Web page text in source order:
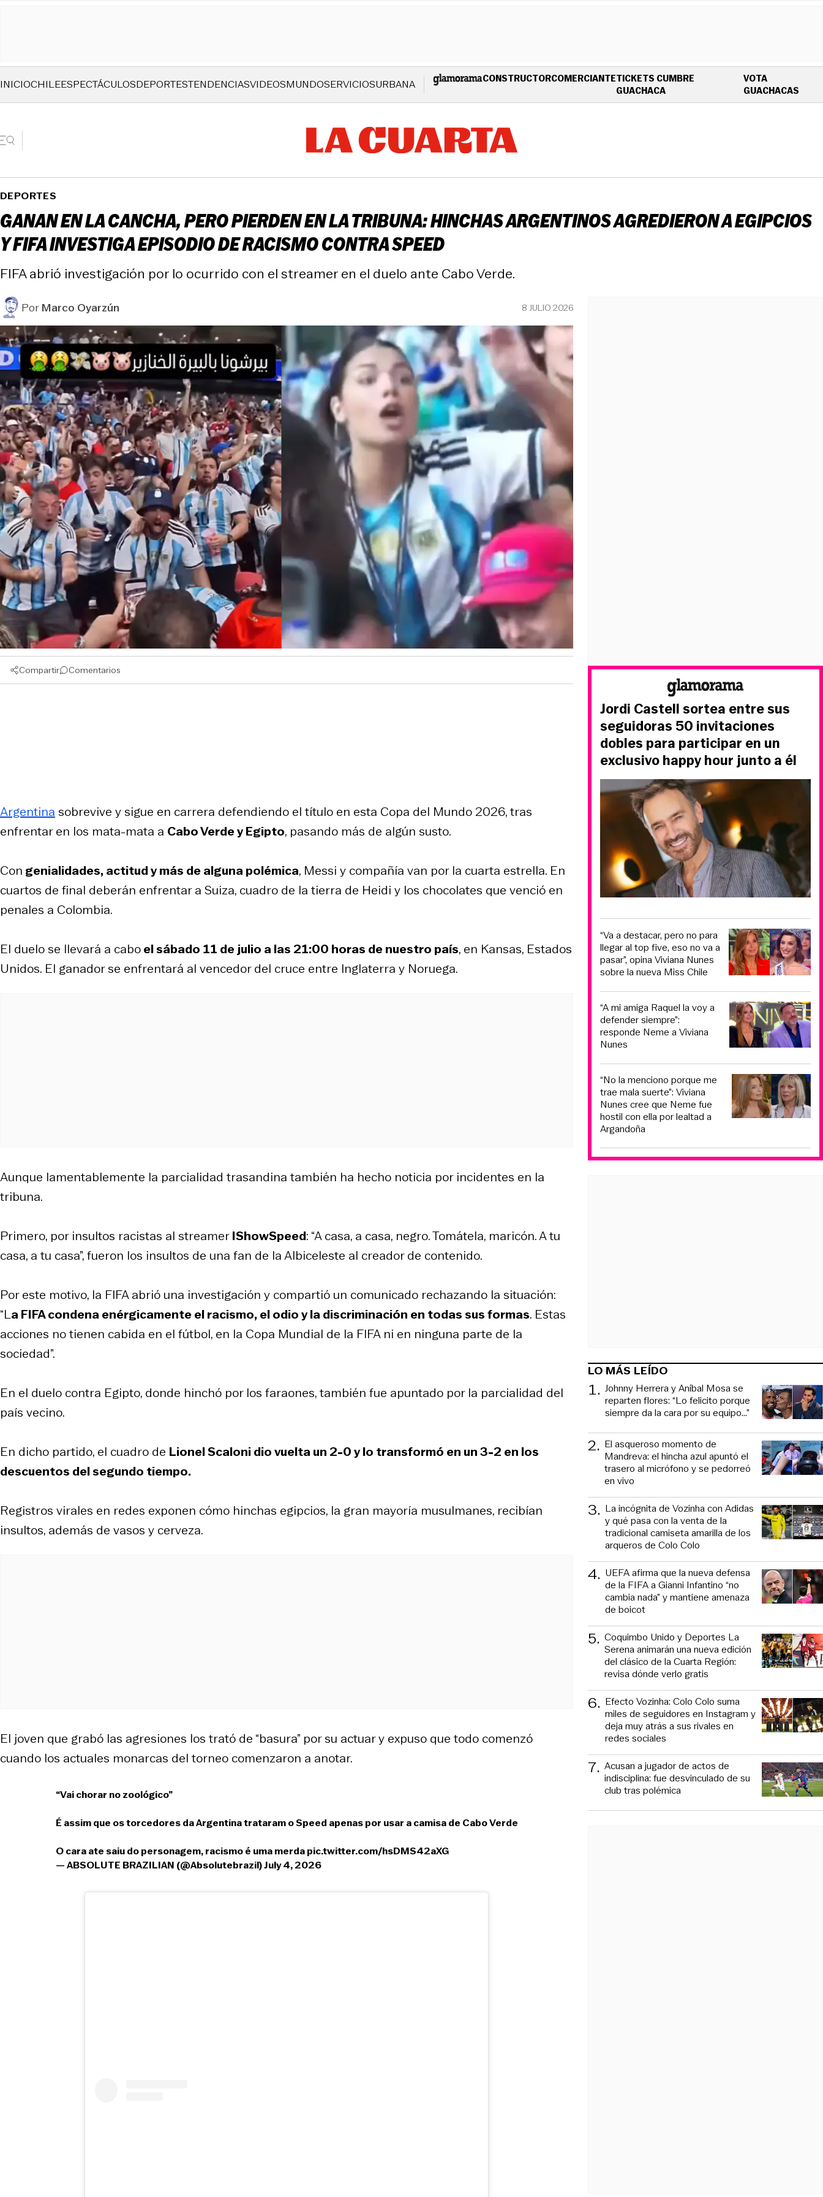
INICIOCHILEESPECTÁCULOSDEPORTESTENDENCIASVIDEOSMUNDOSERVICIOSURBANA CONSTRUCTORCOMERCIANTETICKETS CUMBRE
GUACHACAOPENS IN NEW WINDOW
VOTA
GUACHACAS
DEPORTES
GANAN EN LA CANCHA, PERO PIERDEN EN LA TRIBUNA: HINCHAS ARGENTINOS AGREDIERON A EGIPCIOS
Y FIFA INVESTIGA EPISODIO DE RACISMO CONTRA SPEED
FIFA abrió investigación por lo ocurrido con el streamer en el duelo ante Cabo Verde.
PorMarco Oyarzún 8 JULIO 2026
Compartir Comentarios
Argentina sobrevive y sigue en carrera defendiendo el título en esta Copa del Mundo 2026, tras
enfrentar en los mata-mata a Cabo Verde y Egipto, pasando más de algún susto.
Con genialidades, actitud y más de alguna polémica, Messi y compañía van por la cuarta estrella. En
cuartos de final deberán enfrentar a Suiza, cuadro de la tierra de Heidi y los chocolates que venció en
penales a Colombia.
El duelo se llevará a caboel sábado 11 de julio a las 21:00 horas de nuestro país, en Kansas, Estados
Unidos. El ganador se enfrentará al vencedor del cruce entre Inglaterra y Noruega.
Aunque lamentablemente la parcialidad trasandina también ha hecho noticia por incidentes en la
tribuna.
Primero, por insultos racistas al streamerIShowSpeed: “A casa, a casa, negro. Tomátela, maricón. A tu
casa, a tu casa”, fueron los insultos de una fan de la Albiceleste al creador de contenido.
Por este motivo, la FIFA abrió una investigación y compartió un comunicado rechazando la situación:
“La FIFA condena enérgicamente el racismo, el odio y la discriminación en todas sus formas. Estas
acciones no tienen cabida en el fútbol, en la Copa Mundial de la FIFA ni en ninguna parte de la
sociedad”.
En el duelo contra Egipto, donde hinchó por los faraones, también fue apuntado por la parcialidad del
país vecino.
En dicho partido, el cuadro de Lionel Scaloni dio vuelta un 2-0 y lo transformó en un 3-2 en los
descuentos del segundo tiempo.
Registros virales en redes exponen cómo hinchas egipcios, la gran mayoría musulmanes, recibían
insultos, además de vasos y cerveza.
El joven que grabó las agresiones los trató de “basura” por su actuar y expuso que todo comenzó
cuando los actuales monarcas del torneo comenzaron a anotar.
“Vai chorar no zoológico”
É assim que os torcedores da Argentina trataram o Speed apenas por usar a camisa de Cabo Verde
O cara ate saiu do personagem, racismo é uma merdapic.twitter.com/hsDMS42aXG
— ABSOLUTE BRAZILIAN (@Absolutebrazil)July 4, 2026
Jordi Castell sortea entre sus
seguidoras 50 invitaciones
dobles para participar en un
exclusivo happy hour junto a él
“Va a destacar, pero no para
llegar al top five, eso no va a
pasar”, opina Viviana Nunes
sobre la nueva Miss Chile
“A mi amiga Raquel la voy a
defender siempre”:
responde Neme a Viviana
Nunes
“No la menciono porque me
trae mala suerte”: Viviana
Nunes cree que Neme fue
hostil con ella por lealtad a
Argandoña
LO MÁS LEÍDO
1. Johnny Herrera y Aníbal Mosa se
reparten flores: “Lo felicito porque
siempre da la cara por su equipo…”
2. El asqueroso momento de
Mandreva: el hincha azul apuntó el
trasero al micrófono y se pedorreó
en vivo
3. La incógnita de Vozinha con Adidas
y qué pasa con la venta de la
tradicional camiseta amarilla de los
arqueros de Colo Colo
4. UEFA afirma que la nueva defensa
de la FIFA a Gianni Infantino “no
cambia nada” y mantiene amenaza
de boicot
5. Coquimbo Unido y Deportes La
Serena animarán una nueva edición
del clásico de la Cuarta Región:
revisa dónde verlo gratis
6. Efecto Vozinha: Colo Colo suma
miles de seguidores en Instagram y
deja muy atrás a sus rivales en
redes sociales
7. Acusan a jugador de actos de
indisciplina: fue desvinculado de su
club tras polémica